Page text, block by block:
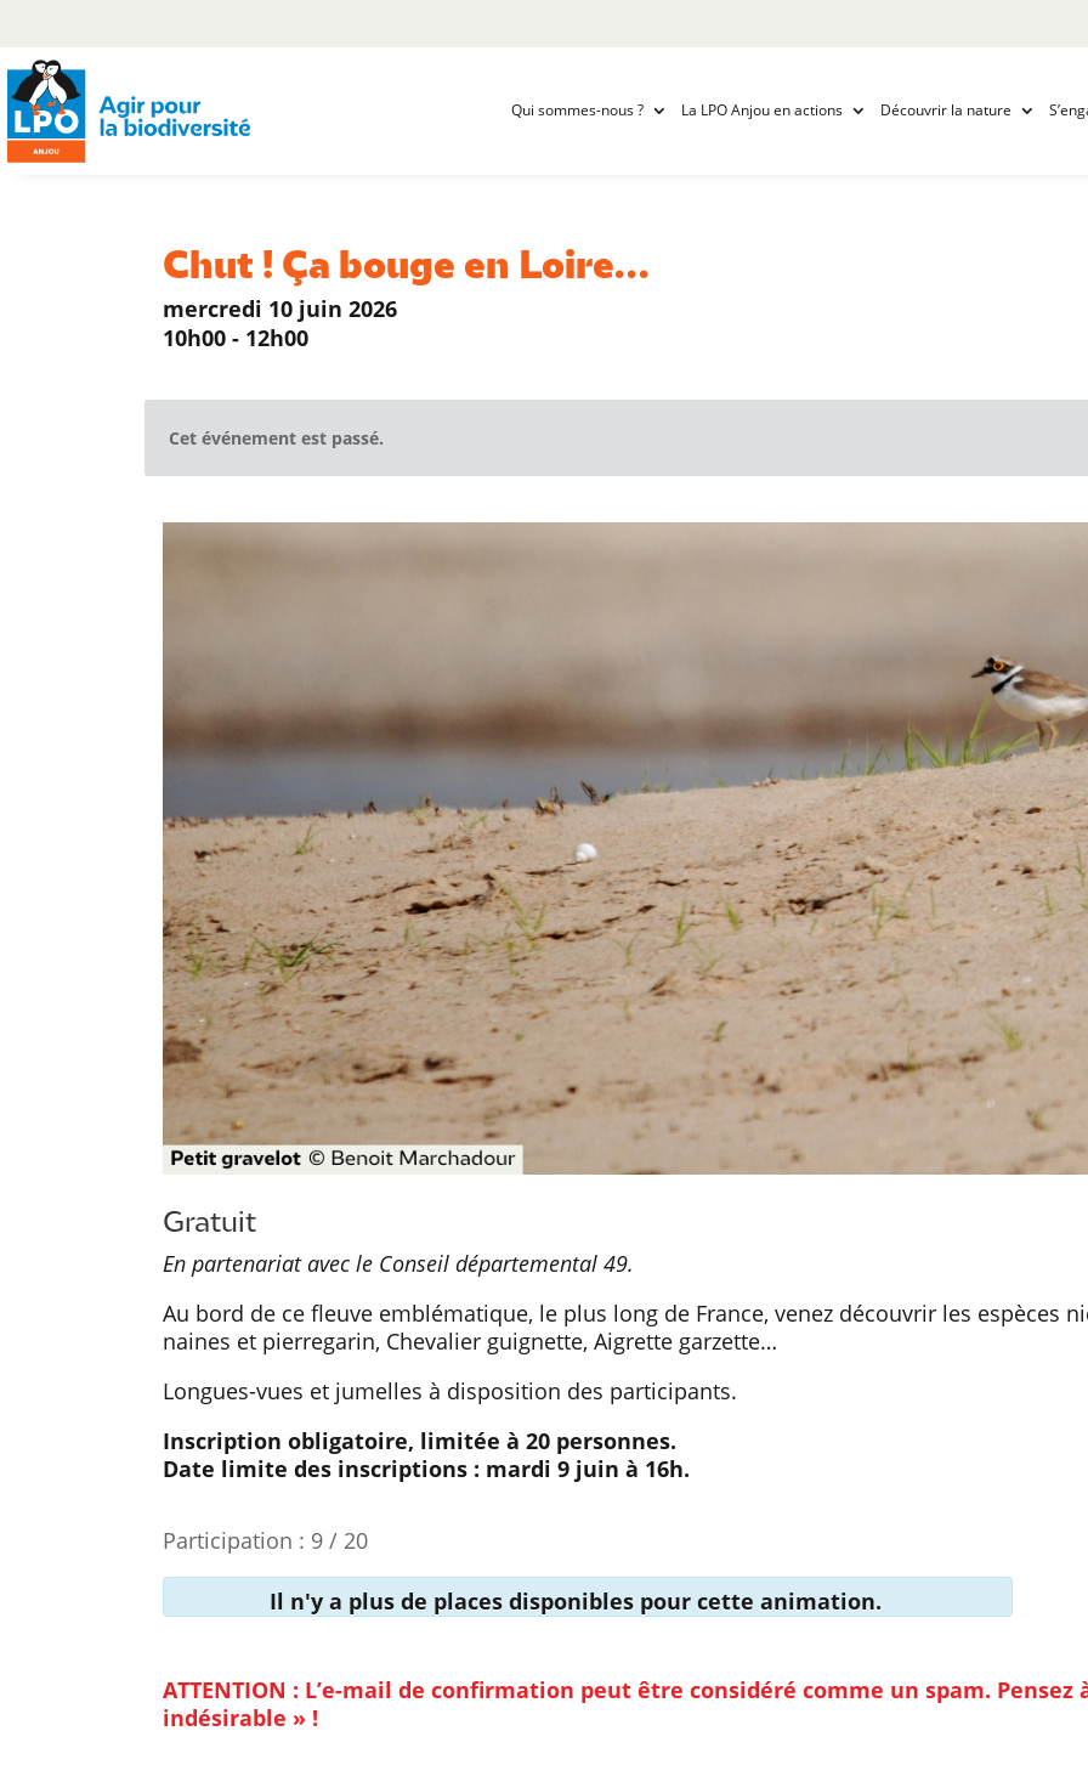
Qui sommes-nous ? La LPO Anjou en actions Découvrir la nature
Chut ! Ça bouge en Loire…
mercredi 10 juin 2026
10h00 - 12h00
Cet événement est passé.
Gratuit
En partenariat avec le Conseil départemental 49.
Au bord de ce fleuve emblématique, le plus long de France, venez découvrir les espèces
naines et pierregarin, Chevalier guignette, Aigrette garzette…
Longues-vues et jumelles à disposition des participants.
Inscription obligatoire, limitée à 20 personnes.
Date limite des inscriptions : mardi 9 juin à 16h.
Participation : 9 / 20
Il n'y a plus de places disponibles pour cette animation.
ATTENTION : L’e-mail de confirmation peut être considéré comme un spam.
indésirable » !